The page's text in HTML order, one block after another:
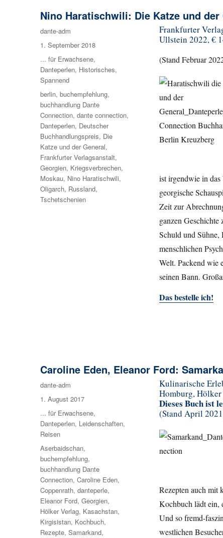
Nino Haratischwili: Die Katze und der
Frankfurter
Ullstein 2022, €
(Stand Februar
ist irgendwie in
georgische
Zeit zur
ganzen
Schuld und Sühne,
menschlichen
Welt. Packend wie
seinen Bann.
Das bestelle ich!
Autor
dante-adm
Veröffentlicht
am
1. September 2018
Kategorien
... für Erwachsene,
Danteperlen, Historisches,
Spannend
Schlagwörter
berlin,buchempfehlung,
buchhandlung Dante
Connection,dante connection,
Danteperlen, Deutscher
Buchhandlungspreis, Die
Katze und der General,
Frankfurter Verlagsanstalt,
Georgien, Kriegsverbrechen,
Moskau, Nino Haratischwili,
Oligarch, Russland,
Tschetschenien
Caroline Eden, Eleanor Ford:
Kulinarische
Homburg, Hölker
Dieses Buch ist
(Stand April
Rezepten auch mit
Kochbuch lädt ein,
Und so fremd-
westlichen
Autor
dante-adm
Veröffentlicht
am
1. August 2017
Kategorien
... für Erwachsene,
Danteperlen, Leidenschaften,
Reisen
Schlagwörter
Aserbaidschan,
buchempfehlung,
buchhandlung Dante
Connection,Caroline Eden,
Coppenrath,danteperle,
Eleanor Ford,Georgien,
Hölker Verlag, Kasachstan,
Kirgisistan, Kochbuch,
Rezepte,Samarkand,